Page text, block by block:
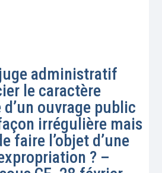
administratif
le caractère
ouvrage public
irrégulière mais
faire l’objet d’une
? –